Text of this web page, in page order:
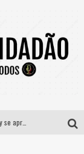
Paraná e Willian & Wesley se apresentam no Carretão Trevo Contagem nesta sexta-feira